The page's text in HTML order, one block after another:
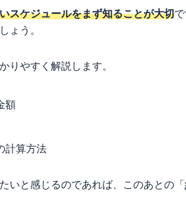
？トラブルを回避する解決方法3選
スケジュールをまず知ることが大切
ょう。
りやすく解説します。
額
計算方法
いと感じるのであれば、このあとの「